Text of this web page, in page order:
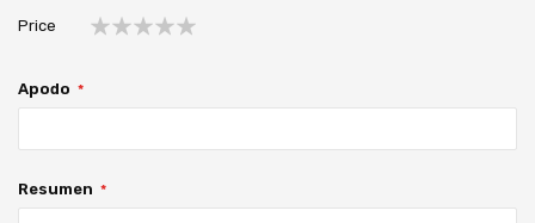
estrella
estrellas
estrellas
estrellas
estrellas
Price
Apodo
Resumen